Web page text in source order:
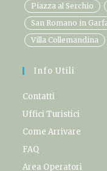
Piazza al Serchio
San Romano in
Villa Collemandina
Info Utili
Contatti
Uffici Turistici
Come Arrivare
FAQ
Area Operatori